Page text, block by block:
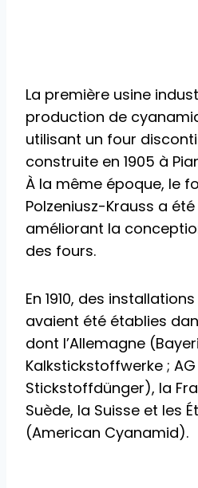
La première usine
production de
utilisant un four
construite en 1905 à
À la même époque, le
Polzeniusz-Krauss a
améliorant la
des fours.
En 1910, des
avaient été établies
dont l’Allemagne
Kalkstickstoffwerke ;
Stickstoffdünger), la
Suède, la Suisse et les
(American Cyanamid).